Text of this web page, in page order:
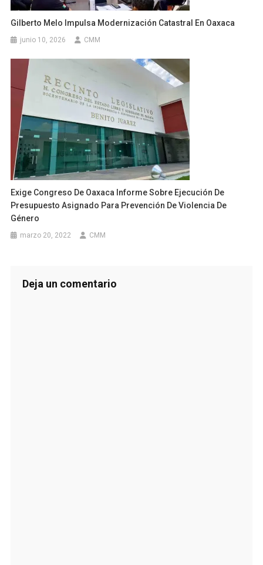
Gilberto Melo Impulsa Modernización Catastral En Oaxaca
junio 10, 2026 CMM
Exige Congreso De Oaxaca Informe Sobre Ejecución De
Presupuesto Asignado Para Prevención De Violencia De
Género
marzo 20, 2022 CMM
Deja un comentario